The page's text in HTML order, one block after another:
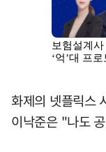
화제의 넷플릭스
이낙준은 "나도